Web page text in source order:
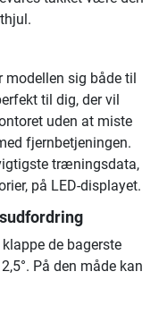
sig både til
til dig, der vil
uden at miste
fjernbetjeningen.
træningsdata,
på LED-displayet.
de bagerste
På den måde kan